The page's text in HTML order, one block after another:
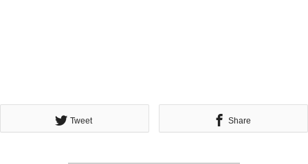
Tweet Share